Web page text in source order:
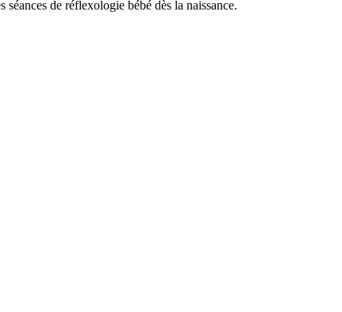
de réflexologie bébé dès la naissance.